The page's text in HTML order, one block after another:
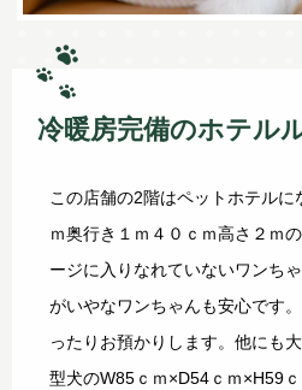
冷暖房完備のホテル
この店舗の2階はペットホテルに
ｍ奥行き１ｍ４０ｃｍ高さ２ｍ
ージに入りなれていないワンち
がいやなワンちゃんも安心です
ったりお預かりします。他にも
型犬のW85ｃｍ×D54ｃｍ×H59